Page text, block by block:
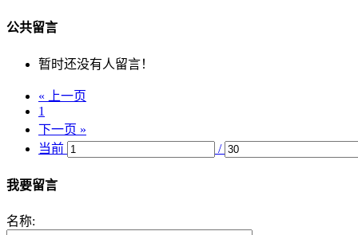
公共留言
暂时还没有人留言！
« 上一页
1
下一页 »
当前
/
我要留言
名称: